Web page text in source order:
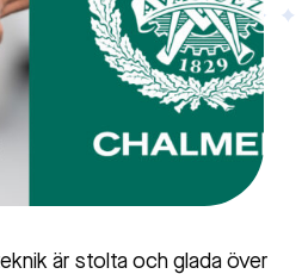
är stolta och glada över